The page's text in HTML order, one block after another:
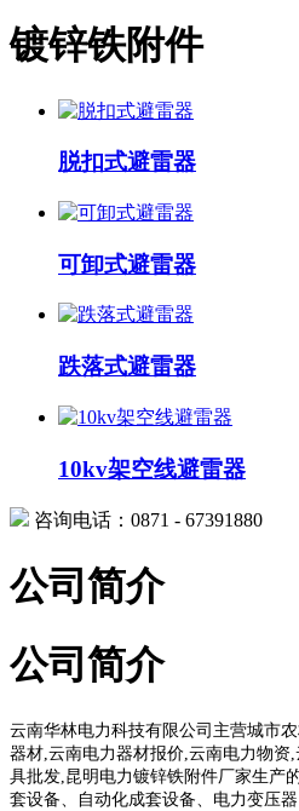
镀锌铁附件
脱扣式避雷器
可卸式避雷器
跌落式避雷器
10kv架空线避雷器
咨询电话：0871 - 67391880
公司简介
公司简介
云南华林电力科技有限公司主营城市
器材,云南电力器材报价,云南电力物资
具批发,昆明电力镀锌铁附件厂家生产
套设备、自动化成套设备、电力变压